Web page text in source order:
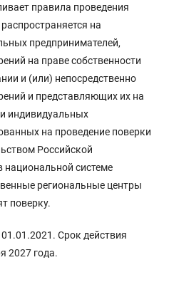
правила проведения
на
предпринимателей,
на праве собственности
и (или) непосредственно
и представляющих их на
индивидуальных
на проведение поверки
Российской
национальной системе
региональные центры
поверку.
Срок действия
2027 года.